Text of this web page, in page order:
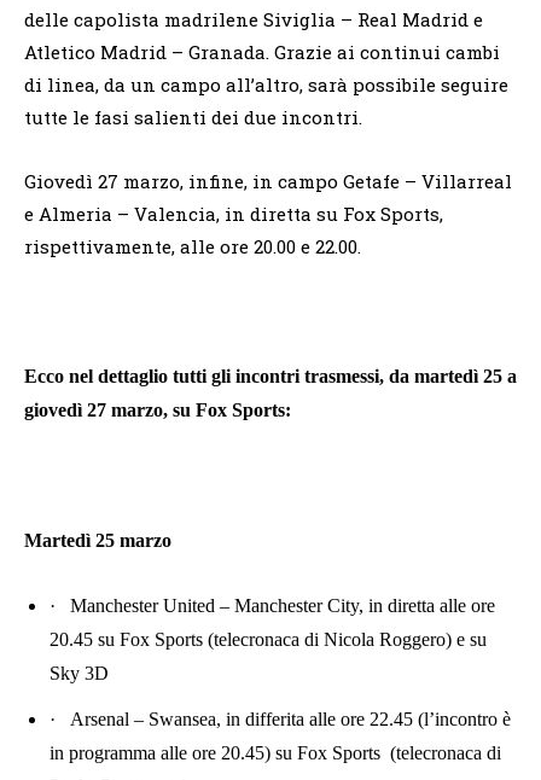
delle capolista madrilene Siviglia – Real Madrid e
Atletico Madrid – Granada. Grazie ai continui cambi
di linea, da un campo all’altro, sarà possibile seguire
tutte le fasi salienti dei due incontri.
Giovedì 27 marzo, infine, in campo Getafe – Villarreal
e Almeria – Valencia, in diretta su Fox Sports,
rispettivamente, alle ore 20.00 e 22.00.
Ecco nel dettaglio tutti gli incontri trasmessi, da martedì 25 a
giovedì 27 marzo, su Fox Sports:
Martedì 25 marzo
·
Manchester United – Manchester City, in diretta alle ore
20.45 su Fox Sports (telecronaca di Nicola Roggero) e su
Sky 3D
·
Arsenal – Swansea, in differita alle ore 22.45 (l’incontro è
in programma alle ore 20.45) su Fox Sports (telecronaca di